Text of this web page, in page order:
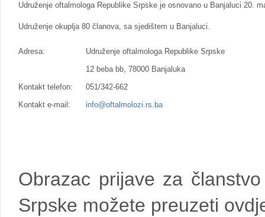
Udruženje oftalmologa Republike Srpske je osnovano u Banjaluci 20.
Udruženje okuplja 80 članova, sa sjedištem u Banjaluci.
Adresa:
Udruženje oftalmologa Republike Srpske
12 beba bb, 78000 Banjaluka
Kontakt telefon:
051/342-662
Kontakt e-mail:
info@oftalmolozi.rs.ba
Obrazac prijave za
Srpske možete preuzeti